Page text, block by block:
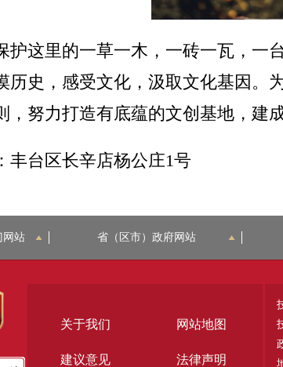
护这里的一草一木，一砖一瓦，一
历史，感受文化，汲取文化基因。
，努力打造有底蕴的文创基地，建
丰台区长辛店杨公庄1号
网站 省（区市）政府网站
关于我们 网站地图
建议意见 法律声明